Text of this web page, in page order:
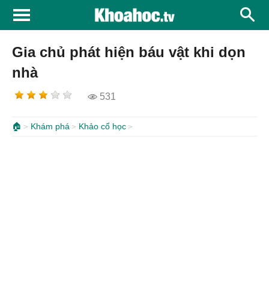
Gia chủ phát hiện báu vật khi dọn
nhà
531
🏠 Khám phá Khảo cổ học